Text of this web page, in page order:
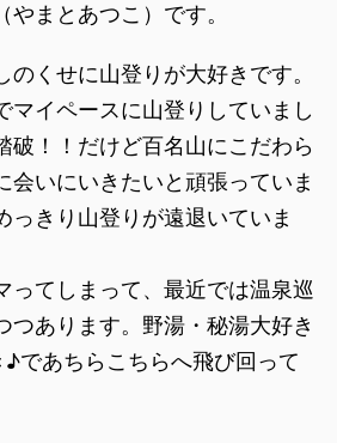
まとあつこ）です。
くせに山登りが大好きです。
マイペースに山登りしていまし
破！！だけど百名山にこだわら
会いにいきたいと頑張っていま
っきり山登りが遠退いていま
ってしまって、最近では温泉巡
つあります。野湯・秘湯大好き
であちらこちらへ飛び回って